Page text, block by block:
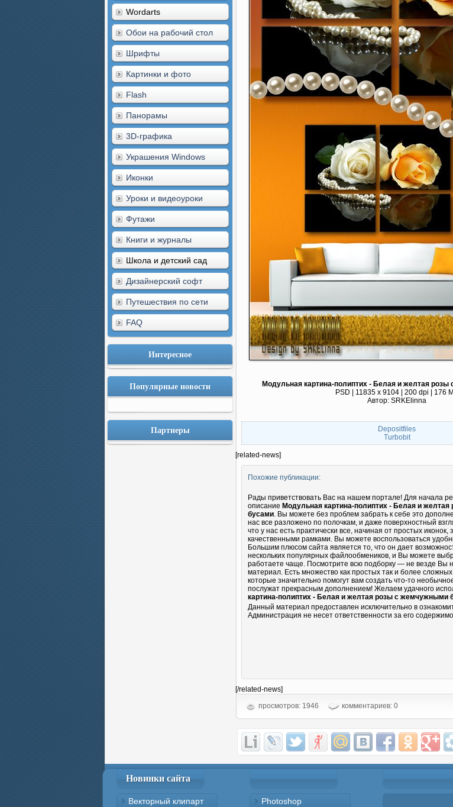
Wordarts
Обои на рабочий стол
Шрифты
Картинки и фото
Flash
Панорамы
3D-графика
Украшения Windows
Иконки
Уроки и видеоуроки
Футажи
Книги и журналы
Школа и детский сад
Дизайнерский софт
Путешествия по сети
FAQ
Интересное
Популярные новости
Партнеры
Модульная картина-полиптих - Белая и желтая
PSD | 11835 x 9104 | 200 dpi | 176
Автор: SRKElinna
Depositfiles
Turbobit
[related-news]
Похожие публикации:
Рады приветствовать Вас на нашем портале! Для начала
описание Модульная картина-полиптих - Белая и
бусами. Вы можете без проблем забрать к себе это
нас все разложено по полочкам, и даже поверхностный
что у нас есть практически все, начиная от простых иконок,
качественными рамками. Вы можете воспользоваться
Большим плюсом сайта является то, что он дает
нескольких популярных файлообмеников, и Вы можете
работаете чаще. Посмотрите всю подборку — не везде Вы
материал. Есть множество как простых так и более сложных
которые значительно помогут вам создать что-то
послужат прекрасным дополнением! Желаем удачного
картина-полиптих - Белая и желтая розы с жемчужными
Данный материал предоставлен исключительно в
Администрация не несет ответственности за его
[/related-news]
просмотров: 1946
комментариев: 0
Новинки сайта
Векторный клипарт Photoshop